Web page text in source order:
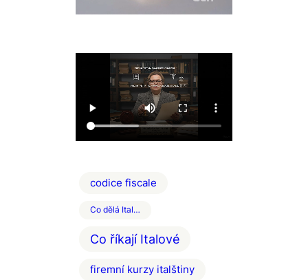
codice fiscale
Co dělá Ital…
Co říkají Italové
firemní kurzy italštiny